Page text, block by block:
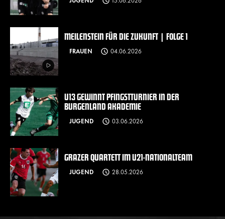
MEILENSTEIN FÜR DIE ZUKUNFT | FOLGE 1
FRAUEN 04.06.2026
U13 GEWINNT PFINGSTTURNIER IN DER
BURGENLAND AKADEMIE
JUGEND 03.06.2026
GRAZER QUARTETT IM U21-NATIONALTEAM
JUGEND 28.05.2026